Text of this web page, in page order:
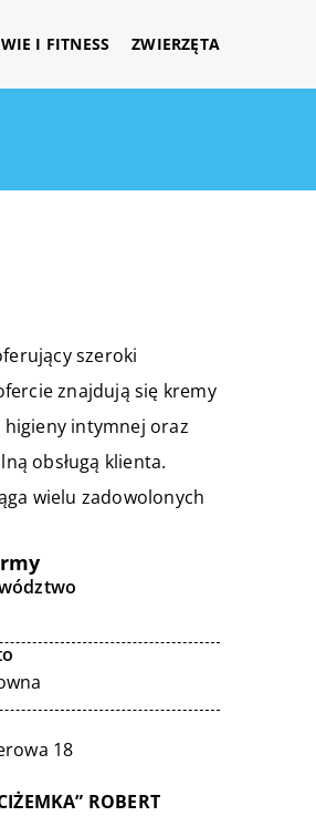
I FITNESS ZWIERZĘTA
szeroki
znajdują się kremy
higieny intymnej oraz
obsługą klienta.
wielu zadowolonych
18
ROBERT